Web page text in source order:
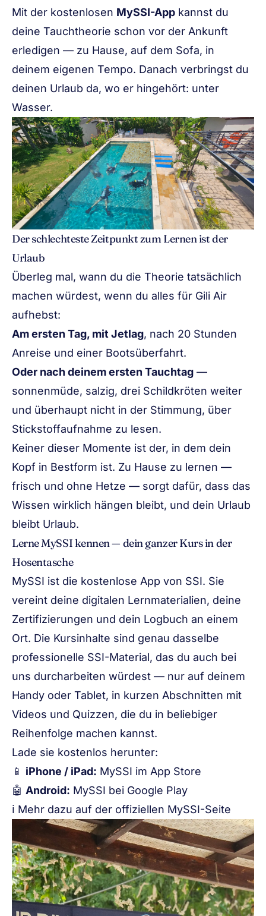
Mit der kostenlosen MySSI-App kannst du
deine Tauchtheorie schon vor der Ankunft
erledigen — zu Hause, auf dem Sofa, in
deinem eigenen Tempo. Danach verbringst du
deinen Urlaub da, wo er hingehört: unter
Wasser.
Der schlechteste Zeitpunkt zum Lernen ist der
Urlaub
Überleg mal, wann du die Theorie tatsächlich
machen würdest, wenn du alles für Gili Air
aufhebst:
Am ersten Tag, mit Jetlag, nach 20 Stunden
Anreise und einer Bootsüberfahrt.
Oder nach deinem ersten Tauchtag —
sonnenmüde, salzig, drei Schildkröten weiter
und überhaupt nicht in der Stimmung, über
Stickstoffaufnahme zu lesen.
Keiner dieser Momente ist der, in dem dein
Kopf in Bestform ist. Zu Hause zu lernen —
frisch und ohne Hetze — sorgt dafür, dass das
Wissen wirklich hängen bleibt, und dein Urlaub
bleibt Urlaub.
Lerne MySSI kennen — dein ganzer Kurs in der
Hosentasche
MySSI ist die kostenlose App von SSI. Sie
vereint deine digitalen Lernmaterialien, deine
Zertifizierungen und dein Logbuch an einem
Ort. Die Kursinhalte sind genau dasselbe
professionelle SSI-Material, das du auch bei
uns durcharbeiten würdest — nur auf deinem
Handy oder Tablet, in kurzen Abschnitten mit
Videos und Quizzen, die du in beliebiger
Reihenfolge machen kannst.
Lade sie kostenlos herunter:
📱 iPhone / iPad: MySSI im App Store
🤖 Android: MySSI bei Google Play
ℹ️ Mehr dazu auf der offiziellen MySSI-Seite